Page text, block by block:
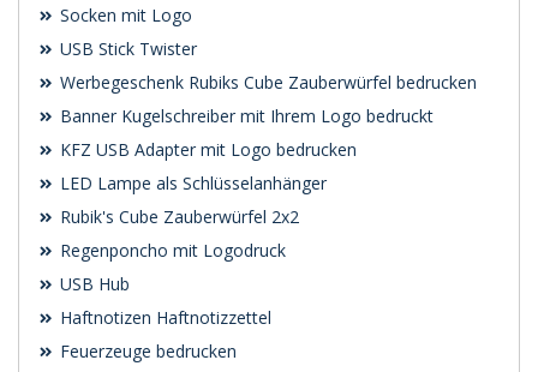
Socken mit Logo
USB Stick Twister
Werbegeschenk Rubiks Cube Zauberwürfel bedrucken
Banner Kugelschreiber mit Ihrem Logo bedruckt
KFZ USB Adapter mit Logo bedrucken
LED Lampe als Schlüsselanhänger
Rubik's Cube Zauberwürfel 2x2
Regenponcho mit Logodruck
USB Hub
Haftnotizen Haftnotizzettel
Feuerzeuge bedrucken